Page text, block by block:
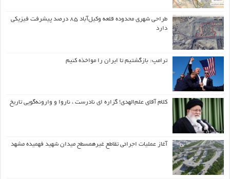
طراحی شهری محدوده قلعه وکیل‌آباد ۸۵ درصد پیشرفت فیزیکی
دارد
ترامپ: بازگشتیم تا ایران را مواخذه کنیم
کلام آقای علم‌الهدی! گزاره ای نادرست ، ناروا و وارونه‌گویی تاریخ
آغاز عملیات اجرائی تقاطع غیرهمسطح میدان شهید فهمیده مشهد